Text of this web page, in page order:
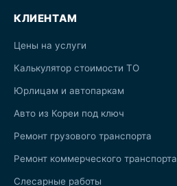
КЛИЕНТАМ
Цены на услуги
Калькулятор стоимости ТО
Юрлицам и автопаркам
Авто из Кореи под ключ
Ремонт грузового транспорта
Ремонт коммерческого транспорта
Слесарные работы